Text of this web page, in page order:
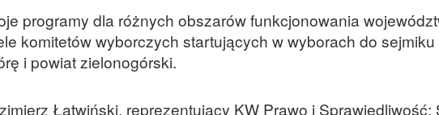
programy dla różnych obszarów funkcjonowania
komitetów wyborczych startujących w wyborach do
i powiat zielonogórski.
Łatwiński, reprezentujący KW Prawo i Sprawiedliwość;